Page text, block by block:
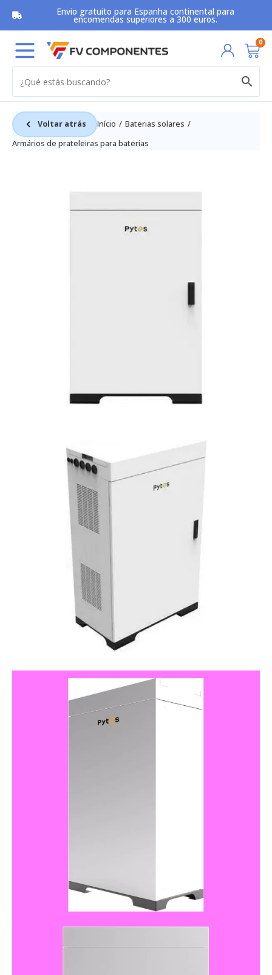
content
Envio gratuito para Espanha continental para
encomendas superiores a 300 euros.
0
Voltar atrás Início
Baterias solares
Armários de prateleiras para baterias